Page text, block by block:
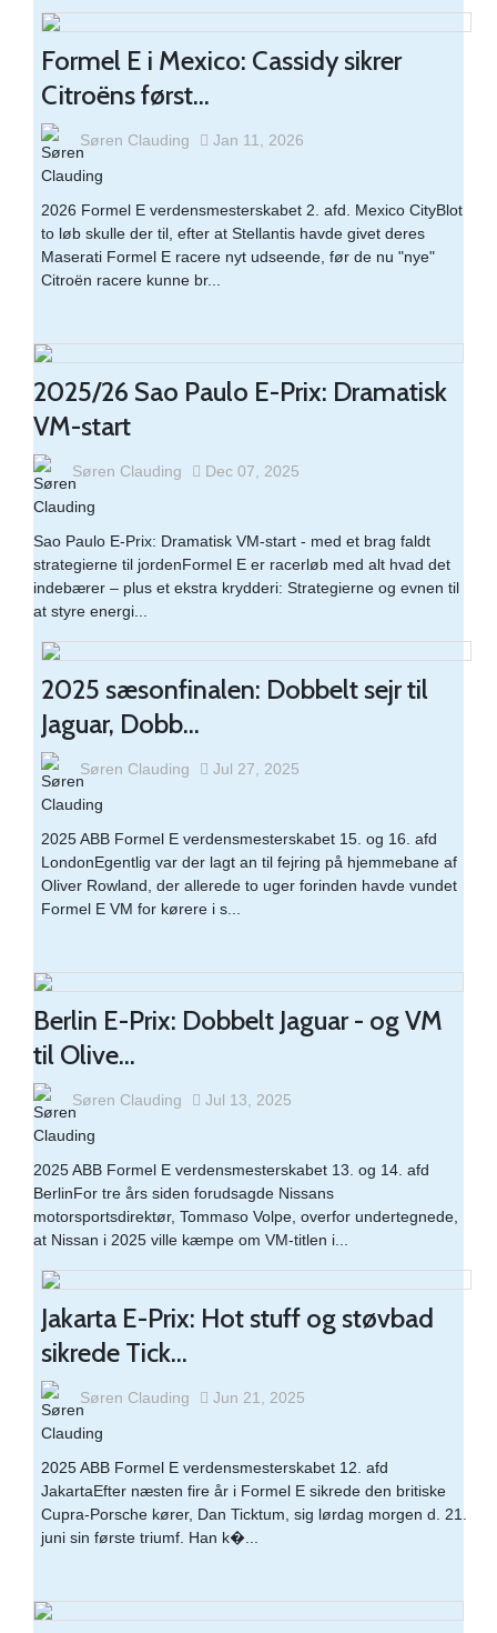
Formel E i Mexico: Cassidy sikrer
Citroëns først...
Søren Clauding Jan 11, 2026
2026 Formel E verdensmesterskabet 2. afd. Mexico CityBlot
to løb skulle der til, efter at Stellantis havde givet deres
Maserati Formel E racere nyt udseende, før de nu "nye"
Citroën racere kunne br...
2025/26 Sao Paulo E-Prix: Dramatisk
VM-start
Søren Clauding Dec 07, 2025
Sao Paulo E-Prix: Dramatisk VM-start - med et brag faldt
strategierne til jordenFormel E er racerløb med alt hvad det
indebærer – plus et ekstra krydderi: Strategierne og evnen til
at styre energi...
2025 sæsonfinalen: Dobbelt sejr til
Jaguar, Dobb...
Søren Clauding Jul 27, 2025
2025 ABB Formel E verdensmesterskabet 15. og 16. afd
LondonEgentlig var der lagt an til fejring på hjemmebane af
Oliver Rowland, der allerede to uger forinden havde vundet
Formel E VM for kørere i s...
Berlin E-Prix: Dobbelt Jaguar - og VM
til Olive...
Søren Clauding Jul 13, 2025
2025 ABB Formel E verdensmesterskabet 13. og 14. afd
BerlinFor tre års siden forudsagde Nissans
motorsportsdirektør, Tommaso Volpe, overfor undertegnede,
at Nissan i 2025 ville kæmpe om VM-titlen i...
Jakarta E-Prix: Hot stuff og støvbad
sikrede Tick...
Søren Clauding Jun 21, 2025
2025 ABB Formel E verdensmesterskabet 12. afd
JakartaEfter næsten fire år i Formel E sikrede den britiske
Cupra-Porsche kører, Dan Ticktum, sig lørdag morgen d. 21.
juni sin første triumf. Han k�...